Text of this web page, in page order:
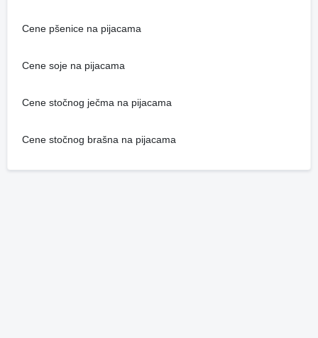
Cene pšenice na pijacama
Cene soje na pijacama
Cene stočnog ječma na pijacama
Cene stočnog brašna na pijacama